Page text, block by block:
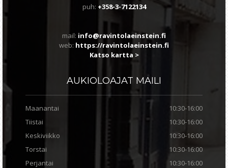
puh: +358-3-7122134
mail: info@ravintolaeinstein.fi
web: https://ravintolaeinstein.fi
Katso kartta >
AUKIOLOAJAT MAILI
Maanantai
10:30-16:00
Tiistai
10:30-16:00
Keskiviikko
10:30-16:00
Torstai
10:30-16:00
Perjantai
10:30-16:00